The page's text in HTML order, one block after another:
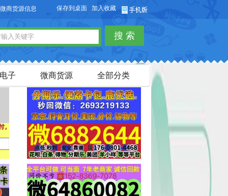
息，免费发布供求信息，也可以免费发布淘宝客商品信息。
保存到桌面 加入收藏
搜 索
子 微商货源 全部分类